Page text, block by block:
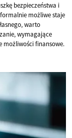
bezpieczeństwa i
możliwe staje
warto
wymagające
możliwości finansowe.